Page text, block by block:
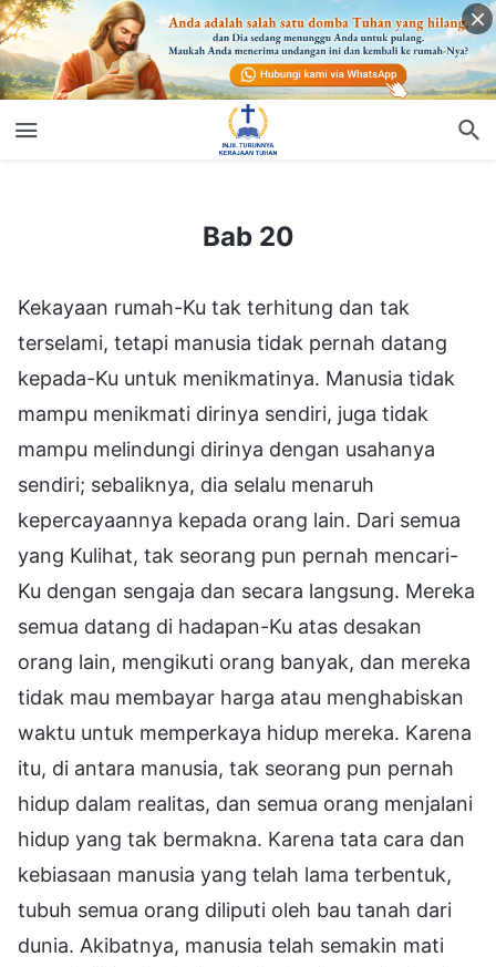
Bab 20
Kekayaan rumah-Ku tak terhitung dan tak
terselami, tetapi manusia tidak pernah datang
kepada-Ku untuk menikmatinya. Manusia tidak
mampu menikmati dirinya sendiri, juga tidak
mampu melindungi dirinya dengan usahanya
sendiri; sebaliknya, dia selalu menaruh
kepercayaannya kepada orang lain. Dari semua
yang Kulihat, tak seorang pun pernah mencari-
Ku dengan sengaja dan secara langsung. Mereka
semua datang di hadapan-Ku atas desakan
orang lain, mengikuti orang banyak, dan mereka
tidak mau membayar harga atau menghabiskan
waktu untuk memperkaya hidup mereka. Karena
itu, di antara manusia, tak seorang pun pernah
hidup dalam realitas, dan semua orang menjalani
hidup yang tak bermakna. Karena tata cara dan
kebiasaan manusia yang telah lama terbentuk,
tubuh semua orang diliputi oleh bau tanah dari
dunia. Akibatnya, manusia telah semakin mati